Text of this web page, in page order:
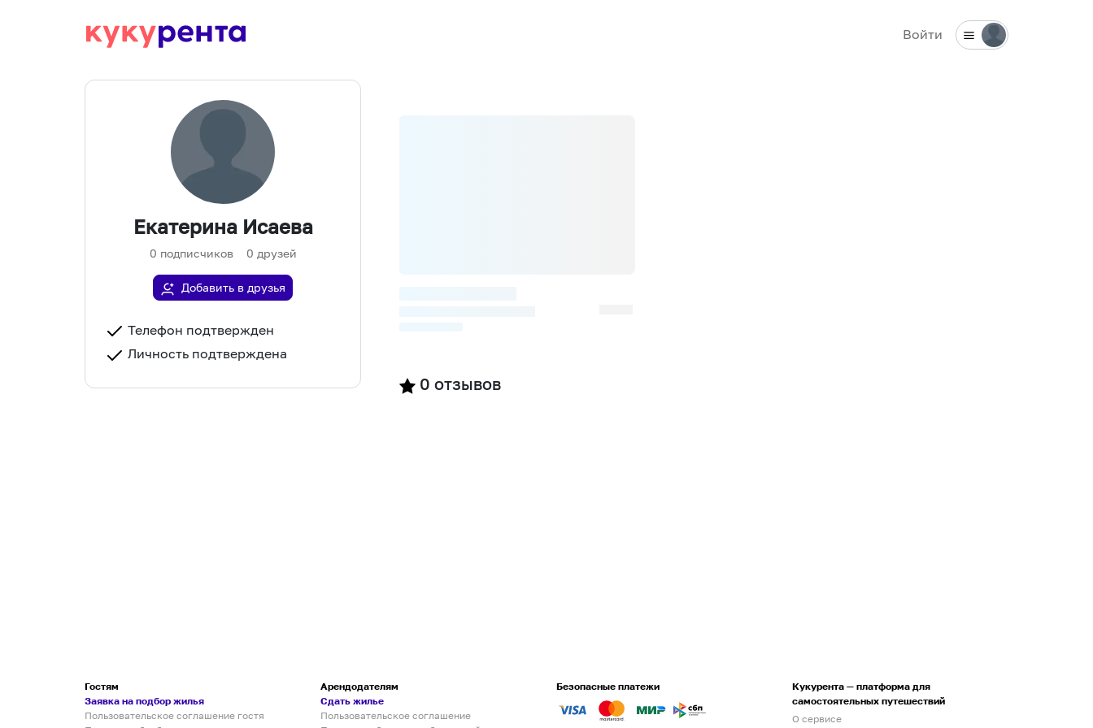
Войти
Екатерина Исаева
0 подписчиков 0 друзей
Добавить в друзья
Телефон подтвержден
Личность подтверждена
0 отзывов
Гостям
Заявка на подбор жилья
Пользовательское соглашение гостя
Арендодателям
Сдать жилье
Пользовательское соглашение
Безопасные платежи
Кукурента — платформа для
самостоятельных путешествий
О сервисе